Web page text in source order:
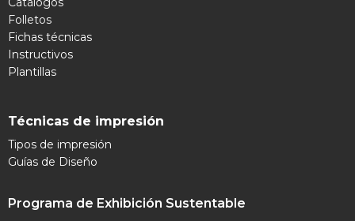
Folletos
Fichas técnicas
Instructivos
Plantillas
Técnicas de impresión
Tipos de impresión
Guías de Diseño
Programa de Exhibición Sustentable